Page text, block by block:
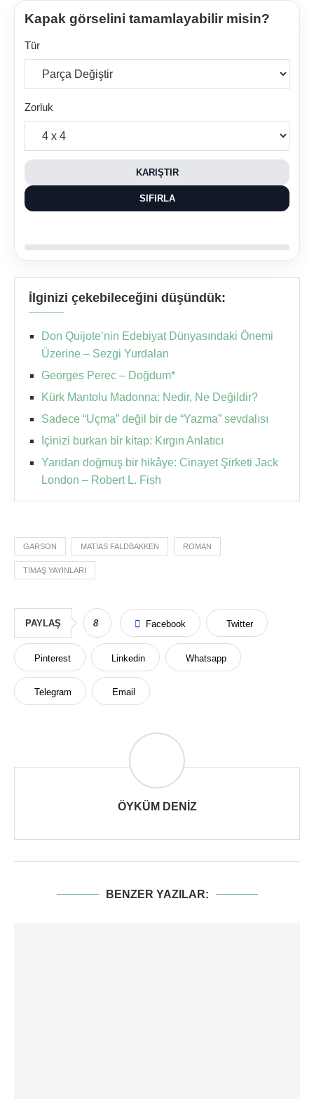
Kapak görselini tamamlayabilir misin?
Tür
Zorluk
KARIŞTIR
SIFIRLA
İlginizi çekebileceğini düşündük:
Don Quijote’nin Edebiyat Dünyasındaki Önemi
Üzerine – Sezgi Yurdalan
Georges Perec – Doğdum*
Kürk Mantolu Madonna: Nedir, Ne Değildir?
Sadece “Uçma” değil bir de “Yazma” sevdalısı
İçinizi burkan bir kitap: Kırgın Anlatıcı
Yarıdan doğmuş bir hikâye: Cinayet Şirketi Jack
London – Robert L. Fish
GARSON MATIAS FALDBAKKEN ROMAN
TIMAŞ YAYINLARI
PAYLAŞ 8 Facebook Twitter
Pinterest Linkedin Whatsapp
Telegram Email
ÖYKÜM DENIZ
BENZER YAZILAR: